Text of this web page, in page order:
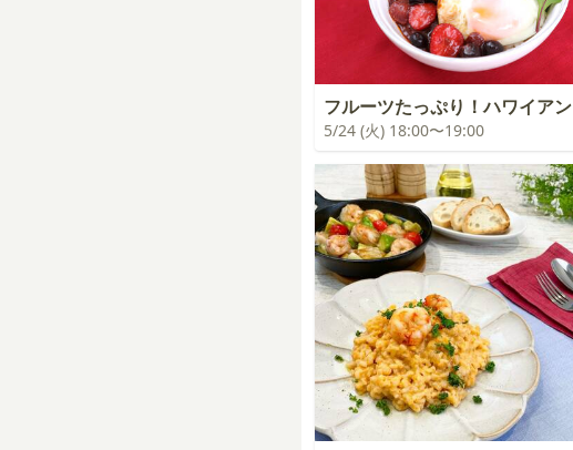
フルーツたっぷり！ハワイアン
5/24 (火) 18:00〜19:00